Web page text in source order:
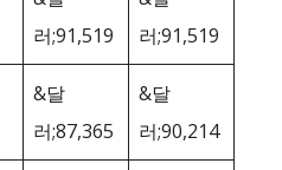
러;91,519
러;91,519
&달
러;87,365
&달
러;90,214